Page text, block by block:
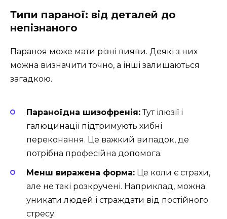
Типи параної: від деталей до
непізнаного
Параноя може мати різні вияви. Деякі з них
можна визначити точно, а інші залишаються
загадкою.
Параноїдна шизофренія:Тут ілюзії і
галюцинації підтримують хибні
переконання. Це важкий випадок, де
потрібна професійна допомога.
Менш виражена форма: Це коли є страхи,
але не такі розкручені. Наприклад, можна
уникати людей і страждати від постійного
стресу.